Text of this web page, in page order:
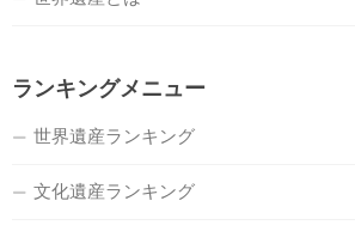
ランキングメニュー
世界遺産ランキング
文化遺産ランキング